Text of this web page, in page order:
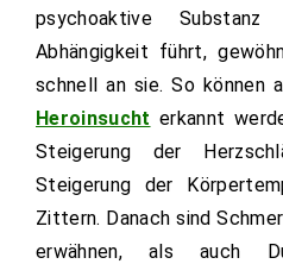
psychoaktive
Abhängigkeit führt,
schnell an sie. So können
Heroinsucht erkannt
Steigerung der
Steigerung der
Zittern. Danach sind
erwähnen, als auch